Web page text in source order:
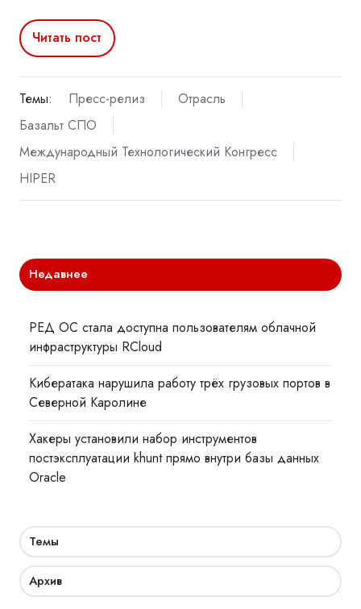
Читать пост
Темы: Пресс-релиз
Отрасль
Базальт СПО
Международный Технологический Конгресс
HIPER
Недавнее
РЕД ОС стала доступна пользователям облачной
инфраструктуры RCloud
Кибератака нарушила работу трёх грузовых портов в
Северной Каролине
Хакеры установили набор инструментов
постэксплуатации khunt прямо внутри базы данных
Oracle
Темы
Архив